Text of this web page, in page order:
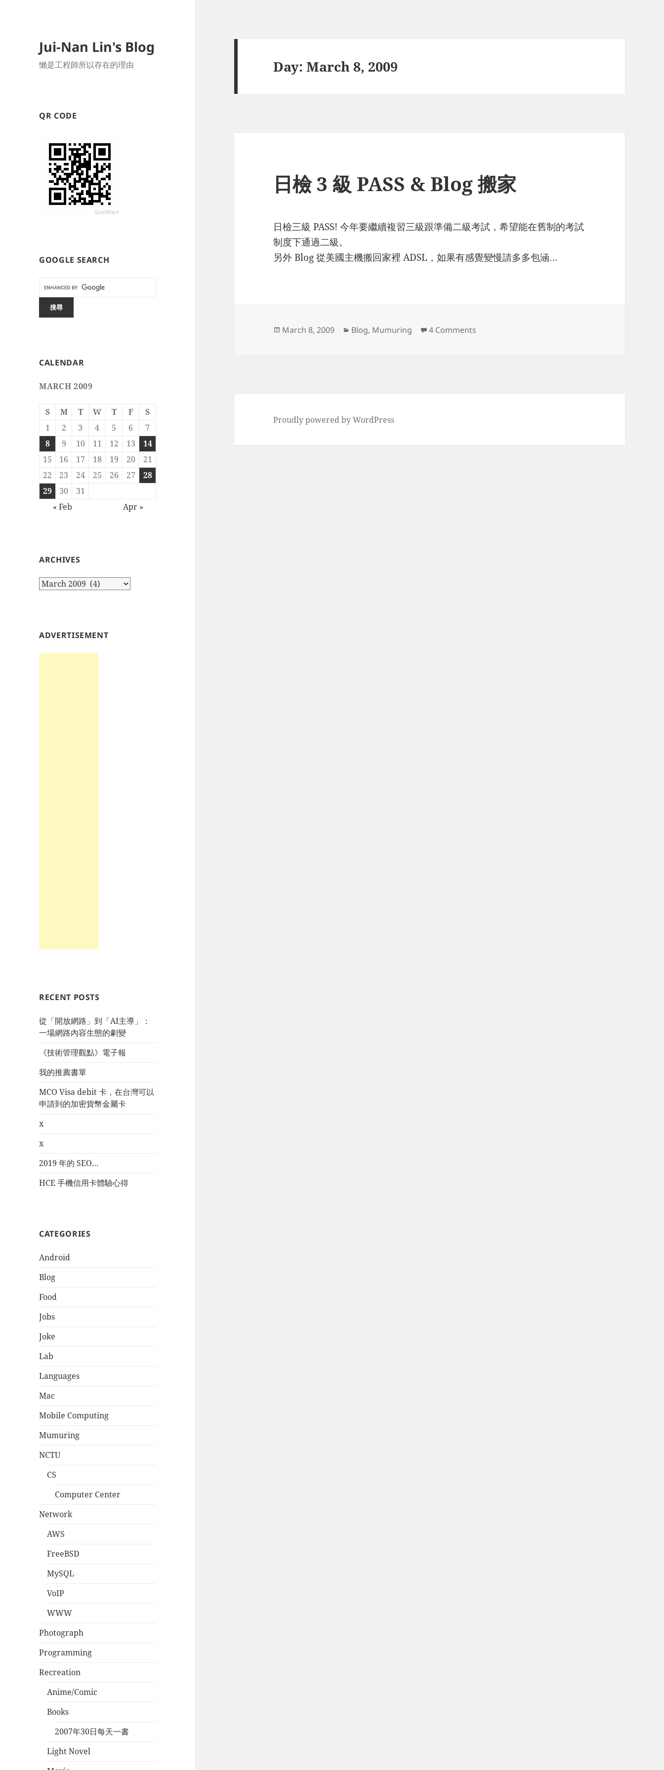
Jui-Nan Lin's Blog
懶是工程師所以存在的理由
QR CODE
GOOGLE SEARCH
CALENDAR
MARCH 2009
S M T W T F
S
1
2 3 4 5 6
7
8
9 10 11 12 13
14
15
16 17 18 19 20
21
22
23 24 25 26 27
28
29
30
31
« Feb
Apr »
ARCHIVES
Archives
ADVERTISEMENT
RECENT POSTS
從「開放網路」到「AI主導」：
一場網路內容生態的劇變
《技術管理觀點》電子報
我的推薦書單
MCO Visa debit 卡，在台灣可以
申請到的加密貨幣金屬卡
x
x
2019 年的 SEO…
HCE 手機信用卡體驗心得
CATEGORIES
Android
Blog
Food
Jobs
Joke
Lab
Languages
Mac
Mobile Computing
Mumuring
NCTU
CS
Computer Center
Network
AWS
FreeBSD
MySQL
VoIP
WWW
Photograph
Programming
Recreation
Anime/Comic
Books
2007年30日每天一書
Light Novel
Day:March 8, 2009
日檢 3 級 PASS & Blog 搬家
日檢三級 PASS! 今年要繼續複習三級跟準備二級考試，希望能在舊制的考試
制度下通過二級。
另外 Blog 從美國主機搬回家裡 ADSL，如果有感覺變慢請多多包涵…
Posted
March 8, 2009 Categories
Blog, Mumuring 4 Comments
Proudly powered by WordPress